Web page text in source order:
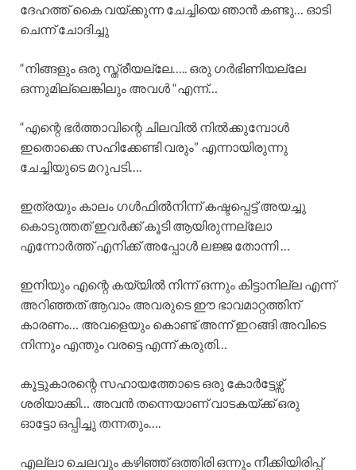
ദേഹത്ത് കൈ വയ്ക്കുന്ന ചേച്ചിയെ ഞാൻ കണ്ടു… ഓടി
ചെന്ന് ചോദിച്ചു
“നിങ്ങളും ഒരു സ്ത്രീയല്ലേ….. ഒരു ഗർഭിണിയല്ലേ
ഒന്നുമില്ലെങ്കിലും അവൾ “എന്ന്…
“എന്റെ ഭർത്താവിന്റെ ചിലവിൽ നിൽക്കുമ്പോൾ
ഇതൊക്കെ സഹിക്കേണ്ടി വരും” എന്നായിരുന്നു
ചേച്ചിയുടെ മറുപടി….
ഇത്രയും കാലം ഗൾഫിൽനിന്ന് കഷ്ടപ്പെട്ട് അയച്ചു
കൊടുത്തത് ഇവർക്ക് കൂടി ആയിരുന്നല്ലോ
എന്നോർത്ത് എനിക്ക് അപ്പോൾ ലജ്ജ തോന്നി …
ഇനിയും എന്റെ കയ്യിൽ നിന്ന് ഒന്നും കിട്ടാനില്ല എന്ന്
അറിഞ്ഞത് ആവാം അവരുടെ ഈ ഭാവമാറ്റത്തിന്
കാരണം… അവളെയും കൊണ്ട് അന്ന് ഇറങ്ങി അവിടെ
നിന്നും എന്തും വരട്ടെ എന്ന് കരുതി…
കൂട്ടുകാരന്റെ സഹായത്തോടെ ഒരു കോർട്ടേഴ്സ്
ശരിയാക്കി… അവൻ തന്നെയാണ് വാടകയ്ക്ക് ഒരു
ഓട്ടോ ഒപ്പിച്ചു തന്നതും….
എല്ലാ ചെലവും കഴിഞ്ഞ് ഒത്തിരി ഒന്നും നീക്കിയിരിപ്പ്